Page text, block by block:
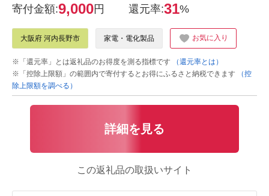
寄付金額:9,000円 還元率:31%
大阪府 河内長野市 家電・電化製品 お気に入り
※「還元率」とは返礼品のお得度を測る指標です
（還元率とは）
※「控除上限額」の範囲内で寄付するとお得にふるさと納税できます
（控
除上限額を調べる）
詳細を見る
この返礼品の取扱いサイト